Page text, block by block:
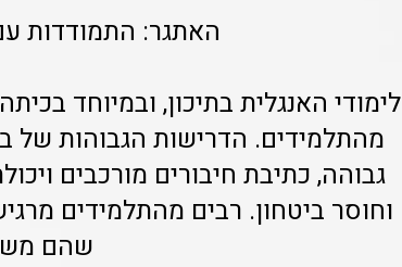
האתגר: התמודדות
לימודי האנגלית בתיכון, ובמיוחד
מהתלמידים. הדרישות הגבוהות של
גבוהה, כתיבת חיבורים מורכבים
וחוסר ביטחון. רבים מהתלמידים
שהם